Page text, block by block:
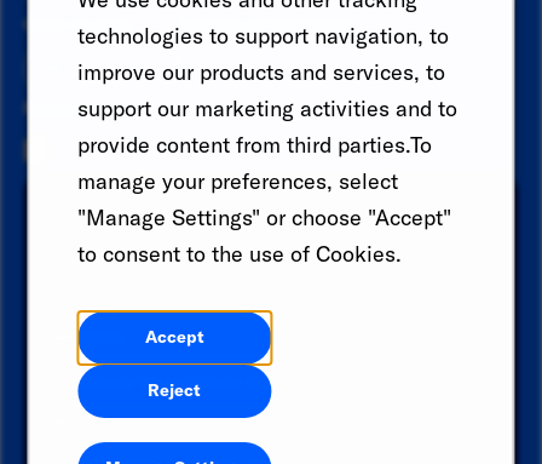
technologies to support navigation, to
improve our products and services, to
support our marketing activities and to
provide content from third parties.To
manage your preferences, select
"Manage Settings" or choose "Accept"
to consent to the use of Cookies.
Accept
Reject
Code du pays Numéro de téléphone
Resume
Recherchez une catégorie et sélectionnez-la dans la
liste des suggestions. Recherchez un lieu et
sélectionnez-en un dans la liste des suggestions.
d'emploi.
Catégorie